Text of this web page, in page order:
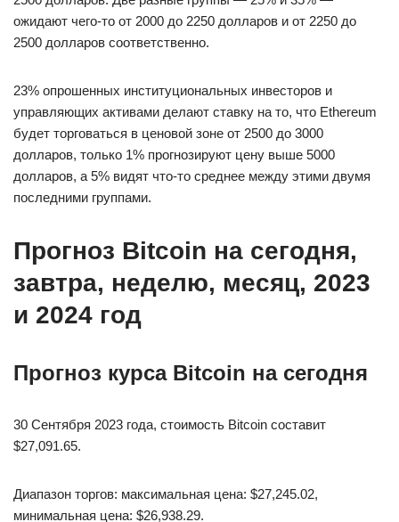
ожидают чего-то от 2000 до 2250 долларов и от 2250 до
2500 долларов соответственно.
23% опрошенных институциональных инвесторов и
управляющих активами делают ставку на то, что Ethereum
будет торговаться в ценовой зоне от 2500 до 3000
долларов, только 1% прогнозируют цену выше 5000
долларов, а 5% видят что-то среднее между этими двумя
последними группами.
Прогноз Bitcoin на сегодня,
завтра, неделю, месяц, 2023
и 2024 год
Прогноз курса Bitcoin на сегодня
30 Сентября 2023 года, стоимость Bitcoin составит
$27,091.65.
Диапазон торгов: максимальная цена: $27,245.02,
минимальная цена: $26,938.29.